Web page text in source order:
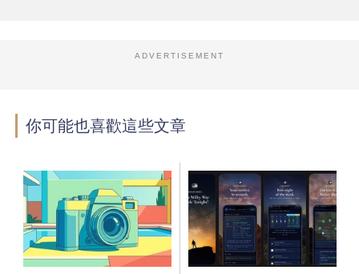
ADVERTISEMENT
你可能也喜歡這些文章